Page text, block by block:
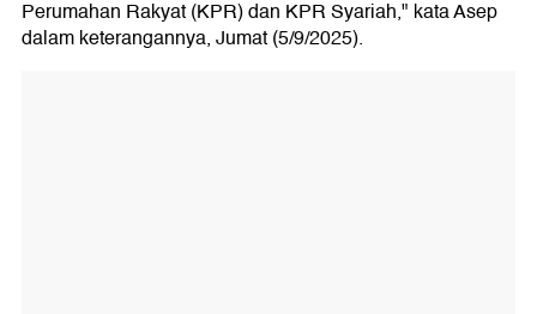
Perumahan Rakyat (KPR) dan KPR Syariah," kata Asep
dalam keterangannya, Jumat (5/9/2025).